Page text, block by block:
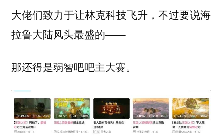
大佬们致力于让林克科技飞升，不过要说海
拉鲁大陆风头最盛的——
那还得是弱智吧吧主大赛。